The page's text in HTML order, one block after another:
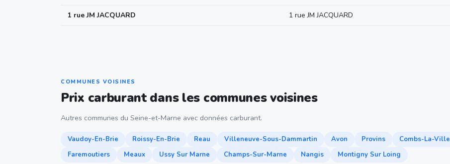
1 rue JM JACQUARD 1 rue JM JACQUARD
COMMUNES VOISINES
Prix carburant dans les communes voisines
Autres communes du Seine-et-Marne avec données carburant.
Vaudoy-En-Brie Roissy-En-Brie Reau Villeneuve-Sous-Dammartin Avon Provins Combs-La-Ville
Faremoutiers
Meaux Ussy Sur Marne Champs-Sur-Marne Nangis Montigny Sur Loing